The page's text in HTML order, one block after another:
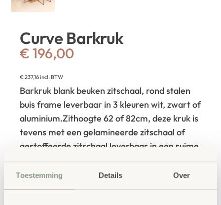
Toestemming Details Over
Curve Barkruk
€ 196,00
€237,16incl. BTW
Barkruk blank beuken zitschaal, rond stalen
buis frame leverbaar in 3 kleuren wit, zwart of
aluminium.Zithoogte 62 of 82cm, deze kruk is
tevens met een gelamineerde zitschaal of
gestoffeerde zitschaal leverbaar in een ruime
keuze aan kleuren met padding of
knopen.Verder is er een beuken houten
onderstel leverbaar. Vraag om een scherpe